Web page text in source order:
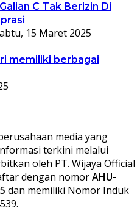
C Tak Berizin Di
15 Maret 2025
memiliki berbagai
media yang
terkini melalui
oleh PT. Wijaya Official
dengan nomorAHU-
dan memiliki Nomor Induk